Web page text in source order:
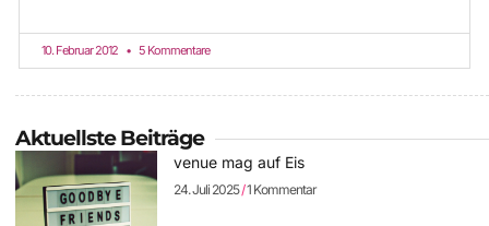
10. Februar 2012 5 Kommentare
Aktuellste Beiträge
venue mag auf Eis
24. Juli 2025 1 Kommentar